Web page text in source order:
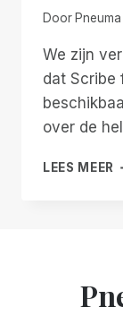
Door
We zijn
dat Scribe
over de
LEES MEER